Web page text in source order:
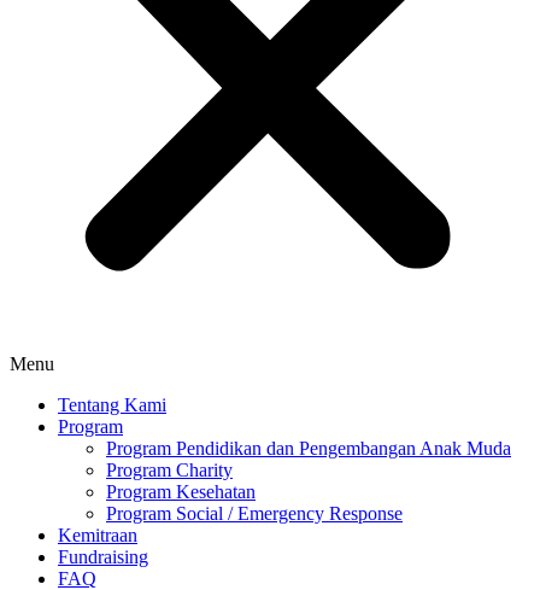
Menu
Tentang Kami
Program
Program Pendidikan dan Pengembangan Anak Muda
Program Charity
Program Kesehatan
Program Social / Emergency Response
Kemitraan
Fundraising
FAQ